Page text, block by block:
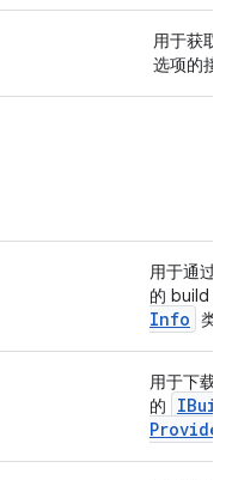
用于获取
选项的接
用于通过
的 build
Info 类
用于下载
的
Provider